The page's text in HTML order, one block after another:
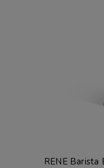
RENE Barista